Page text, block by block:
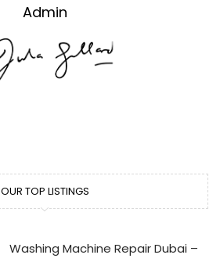
Admin
OUR TOP LISTINGS
Washing Machine Repair Dubai –